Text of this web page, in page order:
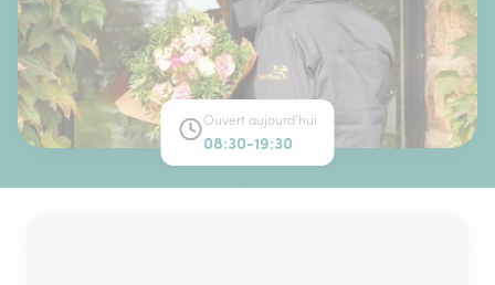
Ouvert aujourd'hui
08:30-19:30